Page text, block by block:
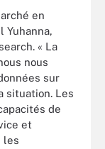
en
Yuhanna,
« La
nous
sur
situation. Les
de
et
les